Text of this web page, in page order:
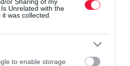
Unrelated with the
was collected.
to enable storage